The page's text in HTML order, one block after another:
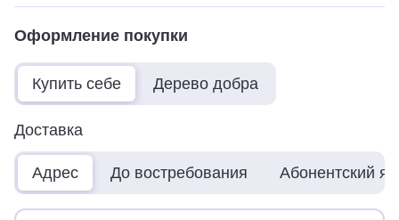
Оформление покупки
Купить себе Дерево добра
Доставка
Адрес До востребования Абонентский